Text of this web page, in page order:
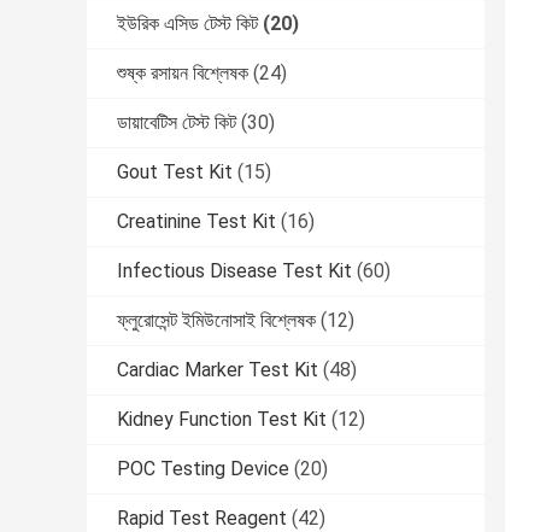
ইউরিক এসিড টেস্ট কিট (20)
শুষ্ক রসায়ন বিশ্লেষক (24)
ডায়াবেটিস টেস্ট কিট (30)
Gout Test Kit (15)
Creatinine Test Kit (16)
Infectious Disease Test Kit (60)
ফ্লুরোসেন্ট ইমিউনোসাই বিশ্লেষক (12)
Cardiac Marker Test Kit (48)
Kidney Function Test Kit (12)
POC Testing Device (20)
Rapid Test Reagent (42)